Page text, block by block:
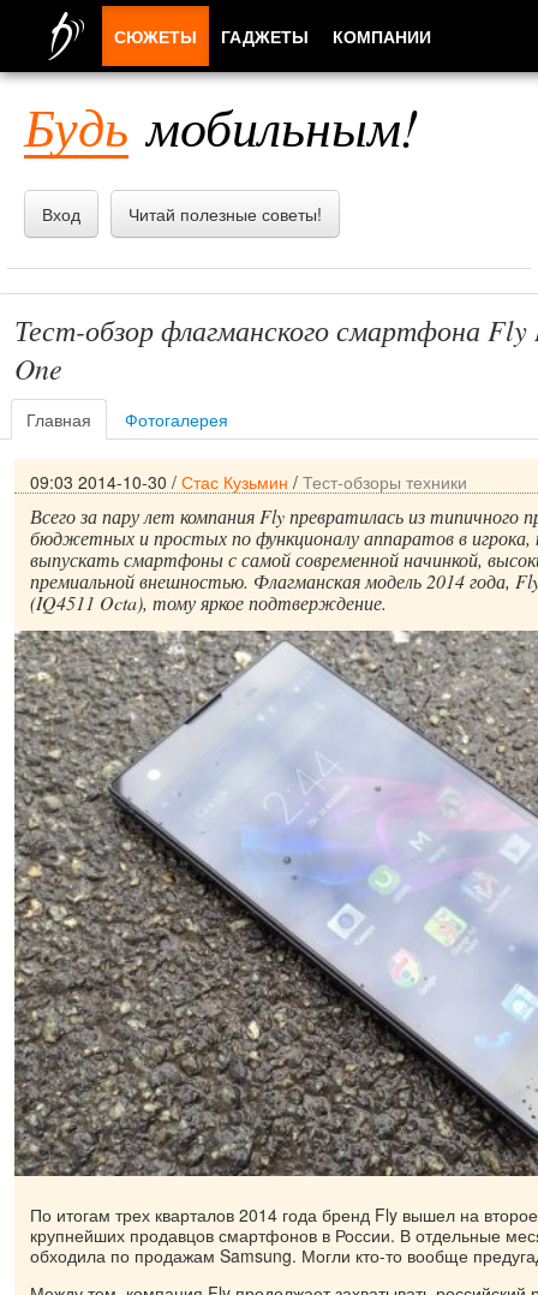
Будь мобильным!
Вход Читай полезные советы!
Тест-обзор флагманского смартфона Fly
One
Главная Фотогалерея
09:03 2014-10-30 / Стас Кузьмин / Тест-обзоры техники
Всего за пару лет компания Fly превратилась из типичного
бюджетных и простых по функционалу аппаратов в игрока,
выпускать смартфоны с самой современной начинкой,
премиальной внешностью. Флагманская модель 2014 года,
(IQ4511 Octa), тому яркое подтверждение.
По итогам трех кварталов 2014 года бренд Fly вышел на
крупнейших продавцов смартфонов в России. В отдельные
обходила по продажам Samsung. Могли кто-то вообще
СЮЖЕТЫ ГАДЖЕТЫ КОМПАНИИ
ПРИЛОЖЕНИЯ